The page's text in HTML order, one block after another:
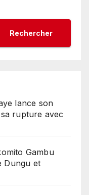
Rechercher
lance son
rupture avec
Gambu
Dungu et